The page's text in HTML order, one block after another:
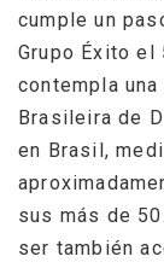
cumple un
Grupo Éxito
contempla
Brasileira de
en Brasil,
sus más de
ser también